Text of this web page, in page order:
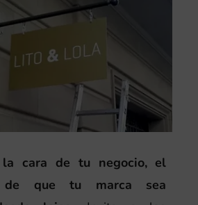
cara de tu negocio, el
de que tu marca sea